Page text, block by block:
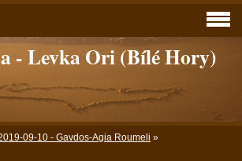
- Levka Ori (Bílé Hory)
09-10 - Gavdos-Agia Roumeli »